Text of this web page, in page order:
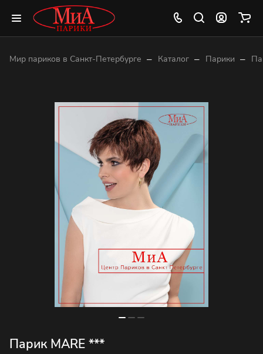
Мир париков в Санкт-Петербурге – Каталог – Парики –
Парик MARE ***